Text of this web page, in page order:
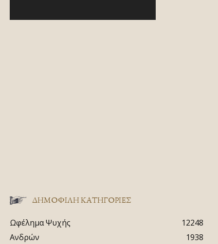
ΔΗΜΟΦΙΛΗ ΚΑΤΗΓΟΡΙΕΣ
Ωφέλημα Ψυχής
12248
Ανδρών
1938